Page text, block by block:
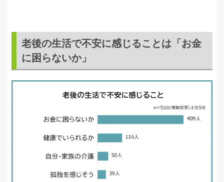
老後の生活で不安に感じることは「お金
に困らないか」